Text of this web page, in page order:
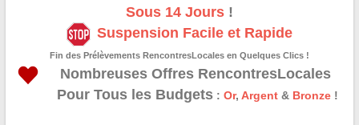
Sous 14 Jours!
Suspension Facile et Rapide
Fin des Prélèvements RencontresLocales en Quelques Clics !
Nombreuses Offres RencontresLocales
Pour Tous les Budgets: Or, Argent& Bronze!